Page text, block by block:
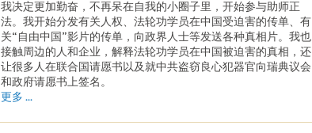
我决定更加勤奋，不再呆在自我的小圈子里，开始参与助师正
法。我开始分发有关人权、法轮功学员在中国受迫害的传单、有
关“自由中国”影片的传单，向政界人士等发送各种真相片。我也
接触周边的人和企业，解释法轮功学员在中国被迫害的真相，还
让很多人在联合国请愿书以及就中共盗窃良心犯器官向瑞典议会
和政府请愿书上签名。
更多 ...